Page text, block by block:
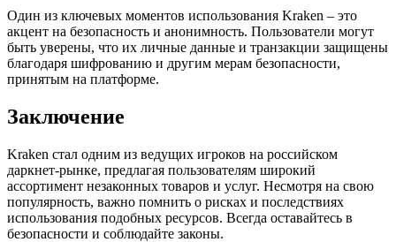
Один из ключевых моментов использования Kraken – это
акцент на безопасность и анонимность. Пользователи могут
быть уверены, что их личные данные и транзакции защищены
благодаря шифрованию и другим мерам безопасности,
принятым на платформе.
Заключение
Kraken стал одним из ведущих игроков на российском
даркнет-рынке, предлагая пользователям широкий
ассортимент незаконных товаров и услуг. Несмотря на свою
популярность, важно помнить о рисках и последствиях
использования подобных ресурсов. Всегда оставайтесь в
безопасности и соблюдайте законы.